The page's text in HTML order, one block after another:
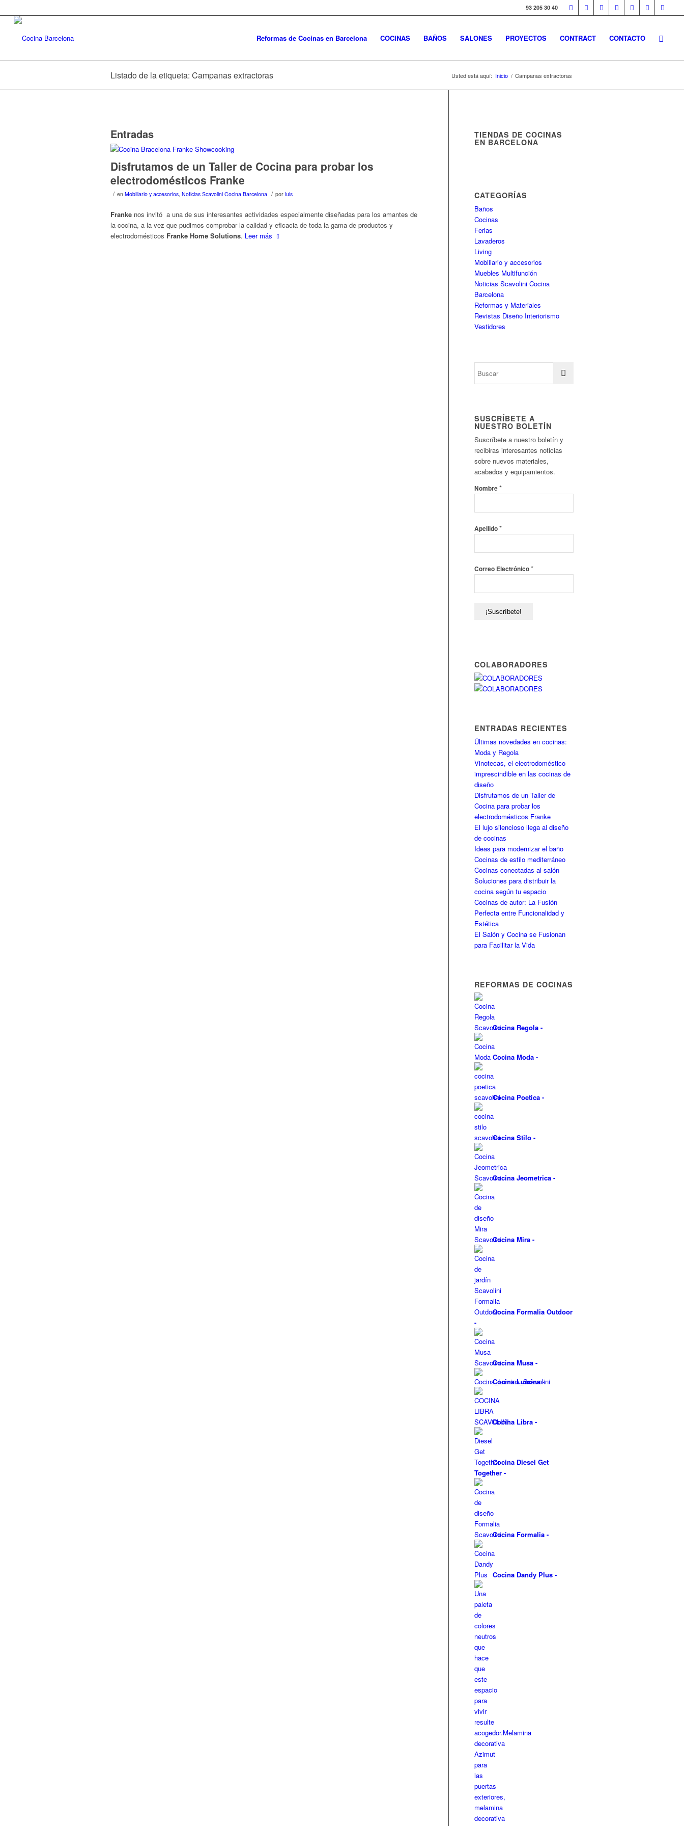
93 205 30 40
Reformas de Cocinas en Barcelona COCINAS BAÑOS SALONES PROYECTOS CONTRACT CONTACTO
Listado de la etiqueta: Campanas extractoras Usted está aquí: Inicio / Campanas extractoras
Entradas
Disfrutamos de un Taller de Cocina para probar los
electrodomésticos Franke
/ en Mobiliario y accesorios, Noticias Scavolini Cocina Barcelona / por luis
Franke nos invitó a una de sus interesantes actividades especialmente diseñadas para los amantes de
la cocina, a la vez que pudimos comprobar la calidad y eficacia de toda la gama de productos y
electrodomésticos Franke Home Solutions. Leer más
TIENDAS DE COCINAS
EN BARCELONA
CATEGORÍAS
Baños
Cocinas
Ferias
Lavaderos
Living
Mobiliario y accesorios
Muebles Multifunción
Noticias Scavolini Cocina
Barcelona
Reformas y Materiales
Revistas Diseño Interiorismo
Vestidores
SUSCRÍBETE A
NUESTRO BOLETÍN
Suscríbete a nuestro boletín y
recibiras interesantes noticias
sobre nuevos materiales,
acabados y equipamientos.
Nombre*
Apellido*
Correo Electrónico*
COLABORADORES
ENTRADAS RECIENTES
Últimas novedades en cocinas:
Moda y Regola
Vinotecas, el electrodoméstico
imprescindible en las cocinas de
diseño
Disfrutamos de un Taller de
Cocina para probar los
electrodomésticos Franke
El lujo silencioso llega al diseño
de cocinas
Ideas para modernizar el baño
Cocinas de estilo mediterráneo
Cocinas conectadas al salón
Soluciones para distribuir la
cocina según tu espacio
Cocinas de autor: La Fusión
Perfecta entre Funcionalidad y
Estética
El Salón y Cocina se Fusionan
para Facilitar la Vida
REFORMAS DE COCINAS
Cocina Regola -
Cocina Moda -
Cocina Poetica -
Cocina Stilo -
Cocina Jeometrica -
Cocina Mira -
Cocina Formalia Outdoor
-
Cocina Musa -
Cocina Lumina-
Cocina Libra -
Cocina Diesel Get
Together -
Cocina Formalia -
Cocina Dandy Plus -